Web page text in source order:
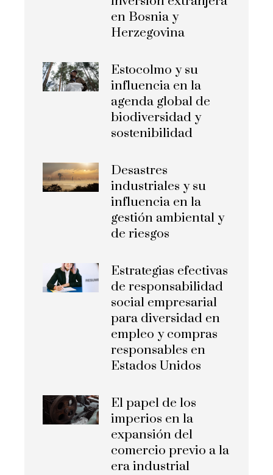
en Bosnia y
Herzegovina
Estocolmo y su
influencia en la
agenda global de
biodiversidad y
sostenibilidad
Desastres
industriales y su
influencia en la
gestión ambiental y
de riesgos
Estrategias efectivas
de responsabilidad
social empresarial
para diversidad en
empleo y compras
responsables en
Estados Unidos
El papel de los
imperios en la
expansión del
comercio previo a la
era industrial